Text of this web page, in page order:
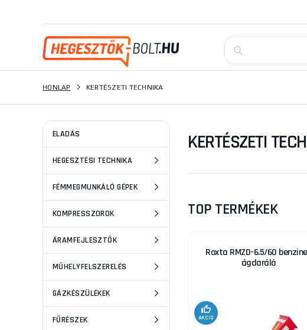
ELADÁS
HEGESZTÉSI TECHNIKA
FÉMMEGMUNKÁLÓ GÉPEK
KOMPRESSZOROK
ÁRAMFEJLESZTŐK
MŰHELYFELSZERELÉS
GÁZKÉSZÜLÉKEK
FŰRÉSZEK
HONLAP KERTÉSZETI TECHNIKA
KERTÉSZETI
TOP TERMÉKEK
Roxta RMZD-6.5/60
ágdaráló
AKCIÓ